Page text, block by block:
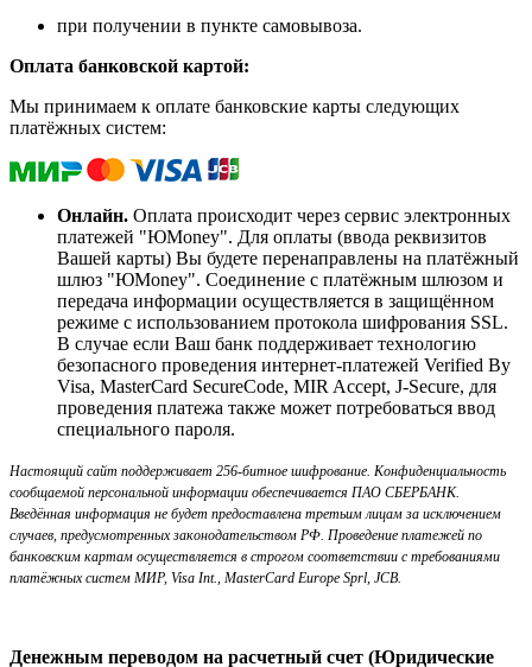
при получении в пункте самовывоза.
Оплата банковской картой:
Мы принимаем к оплате банковские карты следующих
платёжных систем:
Онлайн. Оплата происходит через сервис электронных
платежей "ЮMoney". Для оплаты (ввода реквизитов
Вашей карты) Вы будете перенаправлены на платёжный
шлюз "ЮMoney". Соединение с платёжным шлюзом и
передача информации осуществляется в защищённом
режиме с использованием протокола шифрования SSL.
В случае если Ваш банк поддерживает технологию
безопасного проведения интернет-платежей Verified By
Visa, MasterCard SecureCode, MIR Accept, J-Secure, для
проведения платежа также может потребоваться ввод
специального пароля.
Настоящий сайт поддерживает 256-битное шифрование. Конфиденциальность
сообщаемой персональной информации обеспечивается ПАО СБЕРБАНК.
Введённая информация не будет предоставлена третьим лицам за исключением
случаев, предусмотренных законодательством РФ. Проведение платежей по
банковским картам осуществляется в строгом соответствии с требованиями
платёжных систем МИР, Visa Int., MasterCard Europe Sprl, JCB.
Денежным переводом на расчетный счет (Юридические